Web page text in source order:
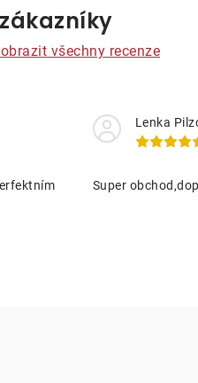
á
a
c
p
všechny recenze
Lenka
Super